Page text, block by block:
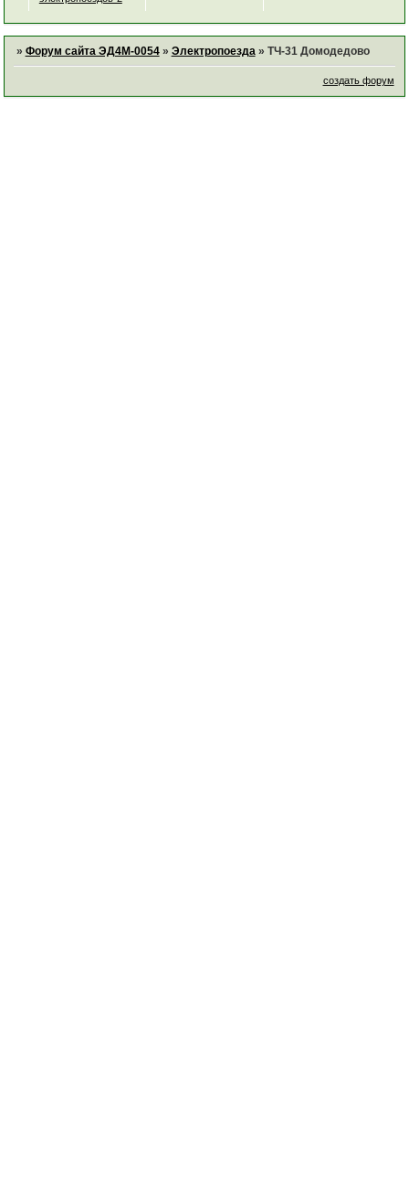
» Форум сайта ЭД4М-0054 » Электропоезда » ТЧ-31 Домодедово
создать форум